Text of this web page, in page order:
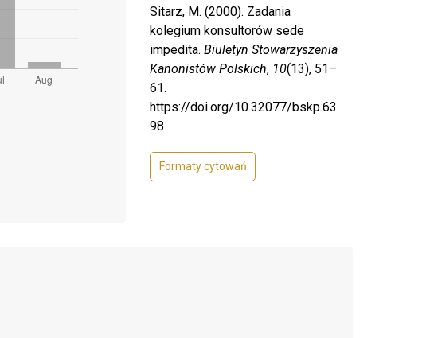
Sitarz, M. (2000). Zadania
kolegium konsultorów sede
impedita. Biuletyn Stowarzyszenia
Kanonistów Polskich, 10(13), 51–
61.
https://doi.org/10.32077/bskp.63
98
Formaty cytowań